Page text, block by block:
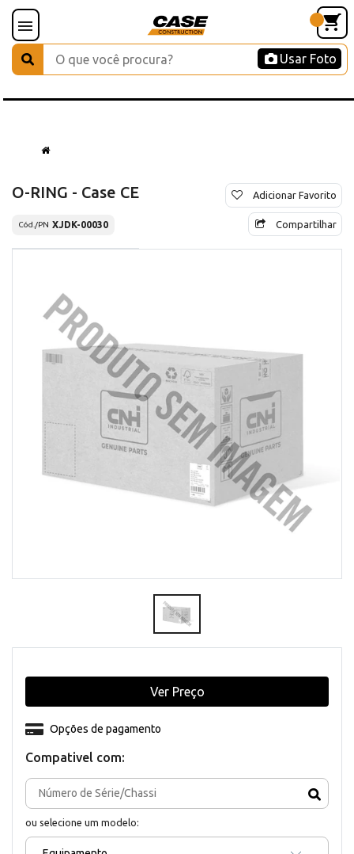
Usar Foto
O-RING - Case CE
Cód./PN XJDK-00030
Adicionar Favorito
Compartilhar
Compativel com:
ou selecione um modelo:
Opções de pagamento
Ver Preço